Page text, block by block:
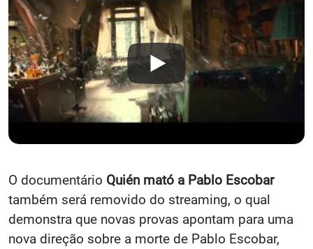
O documentário Quién mató a Pablo Escobar
também será removido do streaming, o qual
demonstra que novas provas apontam para uma
nova direção sobre a morte de Pablo Escobar,